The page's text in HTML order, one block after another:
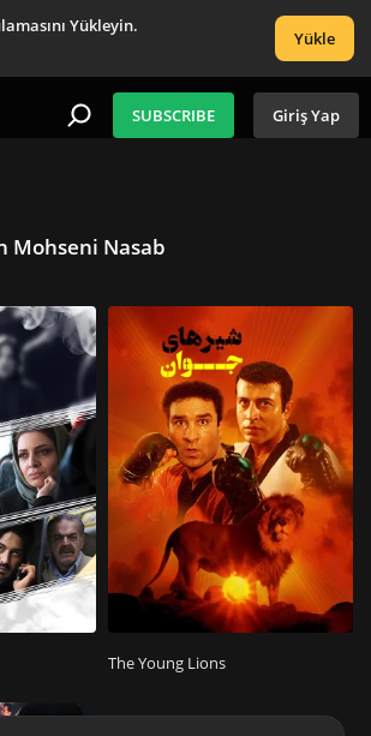
Yükleyin.
Yükle
SUBSCRIBE Giriş Yap
Mohseni Nasab
The Young Lions